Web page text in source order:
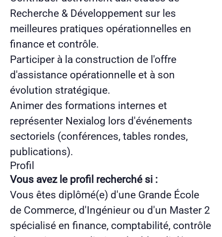
Recherche & Développement sur les
meilleures pratiques opérationnelles en
finance et contrôle.
Participer à la construction de l'offre
d'assistance opérationnelle et à son
évolution stratégique.
Animer des formations internes et
représenter Nexialog lors d'événements
sectoriels (conférences, tables rondes,
publications).
Profil
Vous avez le profil recherché si :
Vous êtes diplômé(e) d'une Grande École
de Commerce, d'Ingénieur ou d'un Master 2
spécialisé en finance, comptabilité, contrôle